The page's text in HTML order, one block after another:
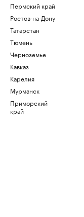
Пермский край
Ростов-на-Дону
Татарстан
Тюмень
Черноземье
Кавказ
Карелия
Мурманск
Приморский
край